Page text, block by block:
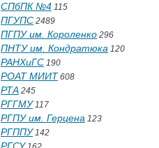
СПбПК №4 115
ПГУПС 2489
ПГПУ им. Короленко 296
ПНТУ им. Кондратюка 120
РАНХиГС 190
РОАТ МИИТ 608
РТА 245
РГГМУ117
РГПУ им. Герцена 123
РГППУ142